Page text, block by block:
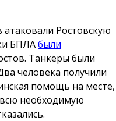
Ростовскую
БПЛАбыли
Танкеры были
человека получили
помощь на месте,
необходимую